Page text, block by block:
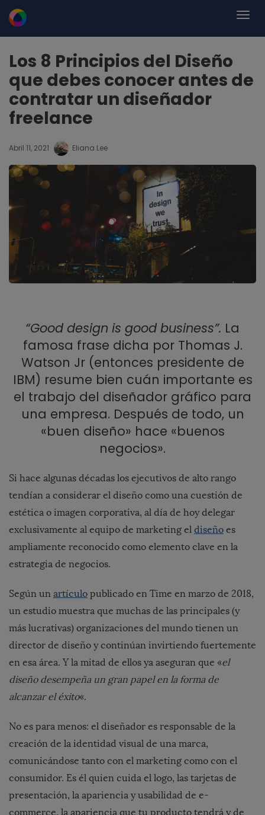
Los 8 Principios del Diseño
que debes conocer antes de
contratar un diseñador
freelance
Abril 11, 2021 Eliana Lee
“Good design is good business”. La
famosa frase dicha por Thomas J.
Watson Jr (entonces presidente de
IBM) resume bien cuán importante es
el trabajo del diseñador gráfico para
una empresa. Después de todo, un
«buen diseño» hace «buenos
negocios».
Si hace algunas décadas los ejecutivos de alto rango
tendían a considerar el diseño como una cuestión de
estética o imagen corporativa, al día de hoy delegar
exclusivamente al equipo de marketing el diseño es
ampliamente reconocido como elemento clave en la
estrategia de negocios.
Según un artículo publicado en Time en marzo de 2018,
un estudio muestra que muchas de las principales (y
más lucrativas) organizaciones del mundo tienen un
director de diseño y continúan invirtiendo fuertemente
en esa área. Y la mitad de ellos ya aseguran que «el
diseño desempeña un gran papel en la forma de
alcanzar el éxito«.
No es para menos: el diseñador es responsable de la
creación de la identidad visual de una marca,
comunicándose tanto con el marketing como con el
consumidor. Es él quien cuida el logo, las tarjetas de
presentación, la apariencia y usabilidad de e-
commerce, la apariencia que tu producto tendrá y de